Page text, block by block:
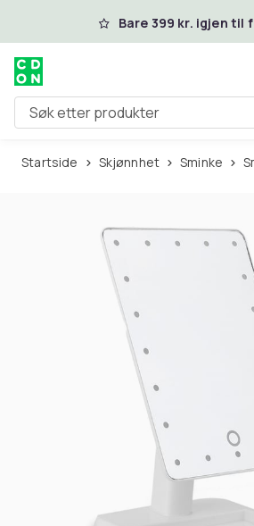
Hopp til hovedinnhold
Bare 399 kr. igjen til
Søk etter produkter
Startside Skjønnhet Sminke